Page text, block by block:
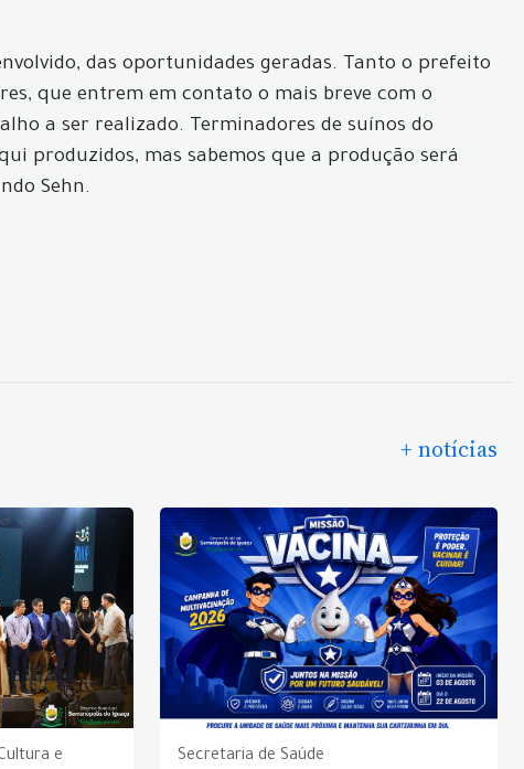
das oportunidades geradas. Tanto o prefeito
que entrem em contato o mais breve com o
a ser realizado. Terminadores de suínos do
produzidos, mas sabemos que a produção será
Sehn.
+ notícias
e
Secretaria de Saúde